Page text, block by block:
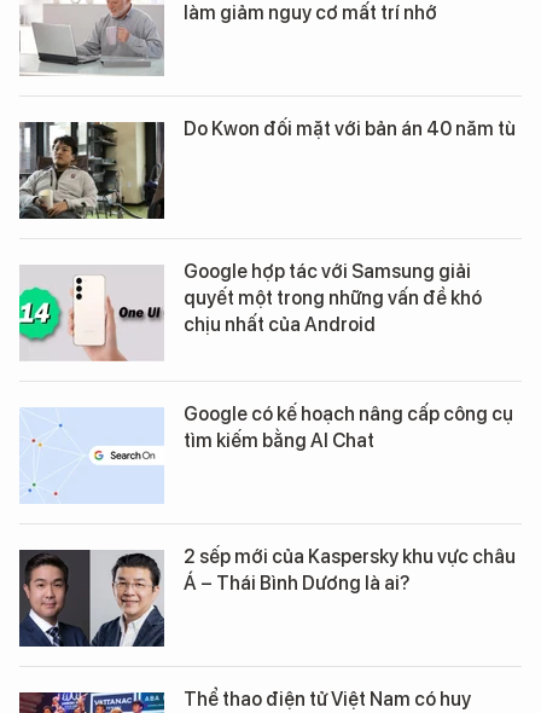
làm giảm nguy cơ mất trí nhớ
Do Kwon đối mặt với bản án 40 năm tù
Google hợp tác với Samsung giải
quyết một trong những vấn đề khó
chịu nhất của Android
Google có kế hoạch nâng cấp công cụ
tìm kiếm bằng AI Chat
2 sếp mới của Kaspersky khu vực châu
Á – Thái Bình Dương là ai?
Thể thao điện tử Việt Nam có huy